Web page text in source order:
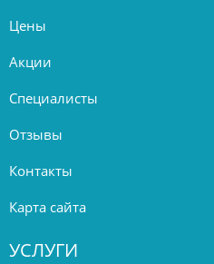
Цены
Акции
Специалисты
Отзывы
Контакты
Карта сайта
УСЛУГИ